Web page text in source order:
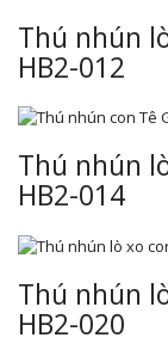
Thú nhún
HB2-012
Thú nhún
HB2-014
Thú nhún
HB2-020